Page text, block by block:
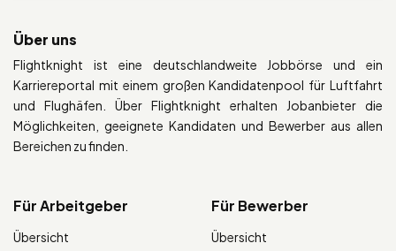
Über uns
Flightknight ist eine deutschlandweite Jobbörse und ein
Karriereportal mit einem großen Kandidatenpool für Luftfahrt
und Flughäfen. Über Flightknight erhalten Jobanbieter die
Möglichkeiten, geeignete Kandidaten und Bewerber aus allen
Bereichen zu finden.
Für Arbeitgeber
Übersicht
Für Bewerber
Übersicht